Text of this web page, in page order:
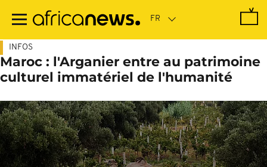
contenu
INFOS
Maroc : l'Arganier entre au patrimoine
culturel immatériel de l'humanité